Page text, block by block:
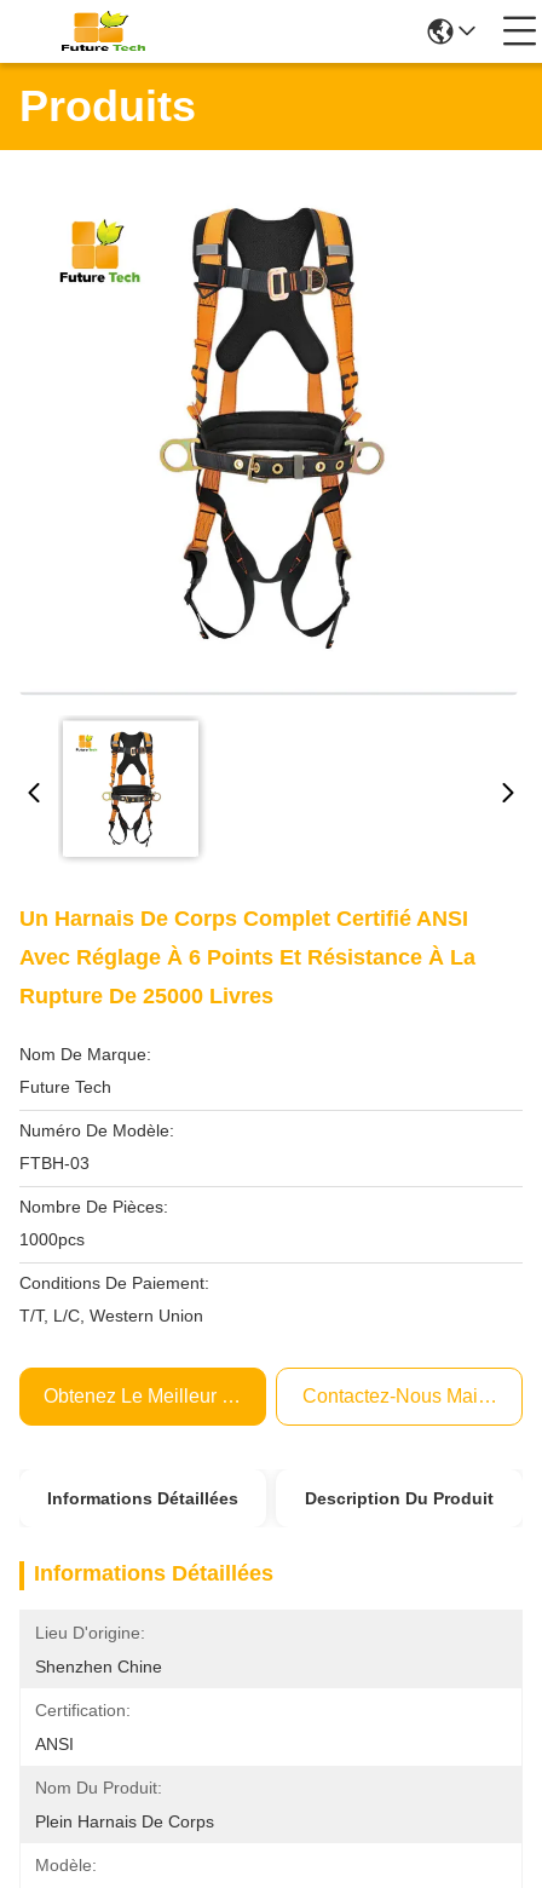
Produits
Un Harnais De Corps Complet Certifié ANSI
Avec Réglage À 6 Points Et Résistance À La
Rupture De 25000 Livres
Nom De Marque:
Future Tech
Numéro De Modèle:
FTBH-03
Nombre De Pièces:
1000pcs
Conditions De Paiement:
T/T, L/C, Western Union
Obtenez Le Meilleur Prix Contactez-Nous Maintenant
Informations Détaillées Description Du Produit
Informations Détaillées
Lieu D'origine:
Shenzhen Chine
Certification:
ANSI
Nom Du Produit:
Plein Harnais De Corps
Modèle: